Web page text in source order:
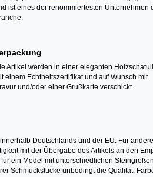
ist eines der renommiertesten Unternehmen
Artikel werden in einer eleganten
einem Echtheitszertifikat und auf Wunsch mit
und/oder einer Grußkarte verschickt.
Deutschlands und der EU. Für
mit der Übergabe des Artikels an den
ein Model mit unterschiedlichen
Schmuckstücke unbedingt die Qualität,